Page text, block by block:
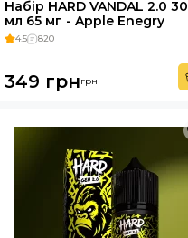
Набір HARD VANDAL 2.0 30
мл 65 мг - Apple Enegry
4.5 820
349 грнгрн